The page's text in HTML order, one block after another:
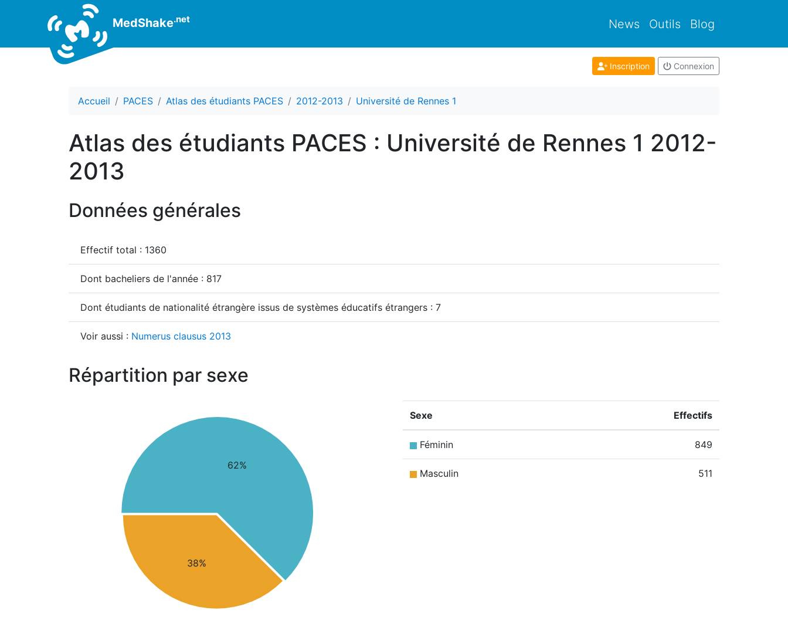
MedShake.net News Outils Blog
Inscription Connexion
Accueil PACES Atlas des étudiants PACES 2012-2013 Université de Rennes 1
Atlas des étudiants PACES : Université de Rennes 1 2012-
2013
Données générales
Effectif total : 1360
Dont bacheliers de l'année : 817
Dont étudiants de nationalité étrangère issus de systèmes éducatifs étrangers : 7
Voir aussi : Numerus clausus 2013
Répartition par sexe
62%
38%
Sexe Effectifs
Féminin 849
Masculin 511